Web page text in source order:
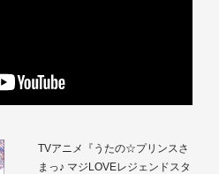
TVアニメ『うたの☆プリンスさ
まっ♪ マジLOVEレジェンドスタ